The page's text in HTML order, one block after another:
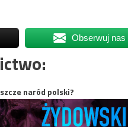
Obserwuj nas
naród polski?